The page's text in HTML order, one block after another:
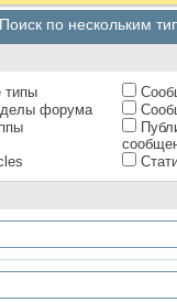
Поиск по нескольким
типы
форума